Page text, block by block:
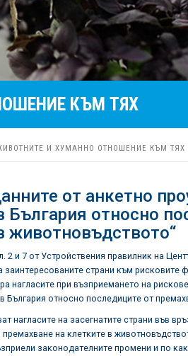
КЪМ ТЯХ
И ХУМАННО ОТНОШЕНИЕ КЪМ ТЯХ
от анкетно
България относно
животновъдството“
2 и 7 от Устройствения правилник на
страни към рисковите
нагласите при възприемането на
България относно последиците от
нагласите на засегнатите страни във
на клетките в
законодателните промени и по